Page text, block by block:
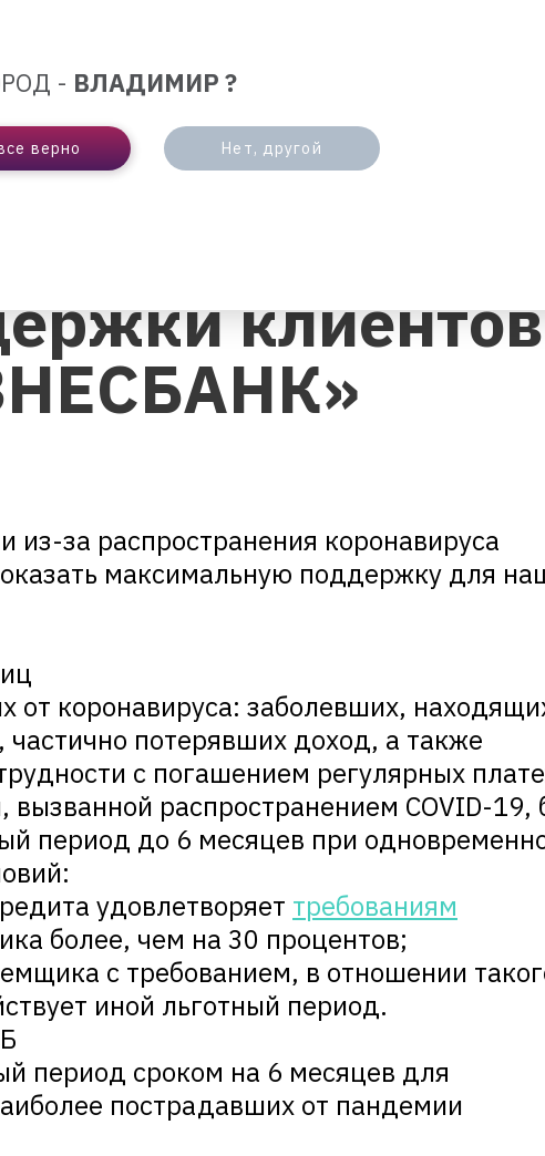
- ВЛАДИМИР ?
верно Нет, другой
за распространения коронавируса
максимальную поддержку для
от коронавируса: заболевших,
потерявших доход, а также
с погашением регулярных
вызванной распространением COVID-19,
период до 6 месяцев при
удовлетворяет требованиям
более, чем на 30 процентов;
с требованием, в отношении
иной льготный период.
период сроком на 6 месяцев для
пострадавших от пандемии